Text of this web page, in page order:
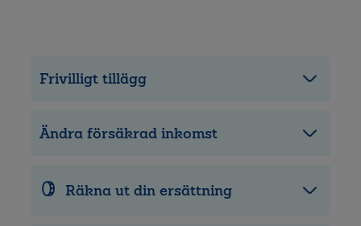
Frivilligt tillägg
Ändra försäkrad inkomst
Räkna ut din ersättning